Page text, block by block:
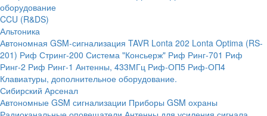
оборудование
CCU (R&DS)
Альтоника
Автономная GSM-сигнализация TAVR Lonta 202 Lonta Optima (RS-
201) Риф Стринг-200 Система "Консьерж" Риф Ринг-701 Риф
Ринг-2 Риф Ринг-1 Антенны, 433МГц Риф-ОП5 Риф-ОП4
Клавиатуры, дополнительное оборудование.
Сибирский Арсенал
Автономные GSM сигнализации Приборы GSM охраны